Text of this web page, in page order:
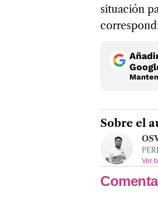
situación
Sobre el
Ver